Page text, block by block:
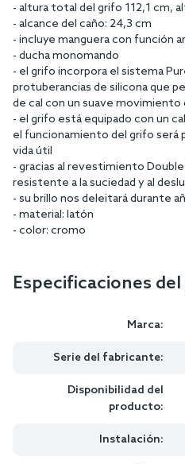
- altura total del grifo 112,1 cm,
- alcance del caño: 24,3 cm
- incluye manguera con función
- ducha monomando
- el grifo incorpora el sistema
protuberancias de silicona que
de cal con un suave movimiento
- el grifo está equipado con un
el funcionamiento del grifo será
vida útil
- gracias al revestimiento
resistente a la suciedad y al
- su brillo nos deleitará durante
- material: latón
- color: cromo
Especificaciones
Marca:
Serie del fabricante:
Disponibilidad del
producto:
Instalación: